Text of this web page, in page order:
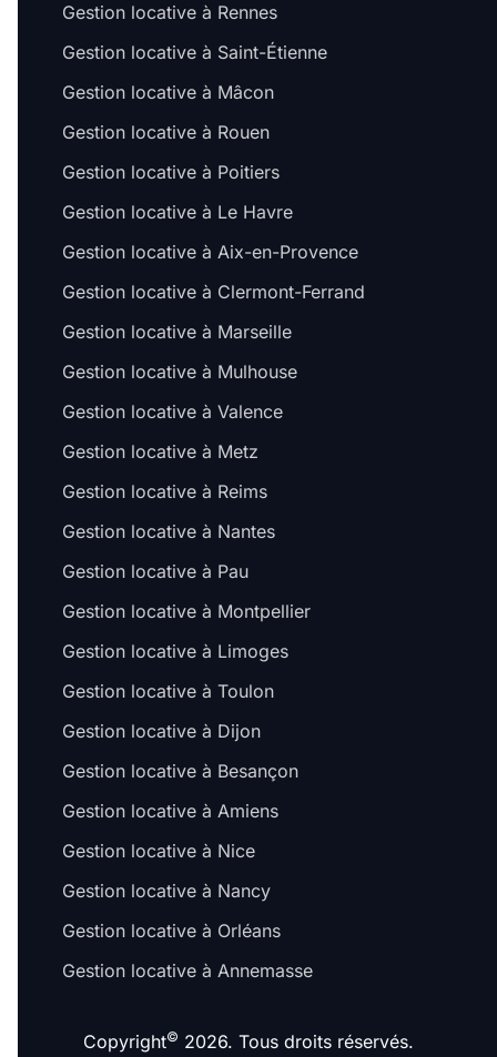
Gestion locative à Rennes
Gestion locative à Saint-Étienne
Gestion locative à Mâcon
Gestion locative à Rouen
Gestion locative à Poitiers
Gestion locative à Le Havre
Gestion locative à Aix-en-Provence
Gestion locative à Clermont-Ferrand
Gestion locative à Marseille
Gestion locative à Mulhouse
Gestion locative à Valence
Gestion locative à Metz
Gestion locative à Reims
Gestion locative à Nantes
Gestion locative à Pau
Gestion locative à Montpellier
Gestion locative à Limoges
Gestion locative à Toulon
Gestion locative à Dijon
Gestion locative à Besançon
Gestion locative à Amiens
Gestion locative à Nice
Gestion locative à Nancy
Gestion locative à Orléans
Gestion locative à Annemasse
Copyright© 2026. Tous droits réservés.